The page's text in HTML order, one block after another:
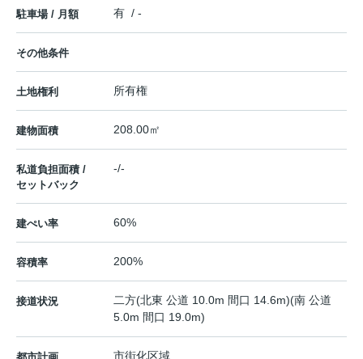
駐車場 / 月額 有 / -
その他条件
土地権利 所有権
建物面積 208.00㎡
私道負担面積 /
セットバック
-/-
建ぺい率 60%
容積率 200%
接道状況
二方(北東 公道 10.0m 間口 14.6m)(南 公道
5.0m 間口 19.0m)
市街化区域